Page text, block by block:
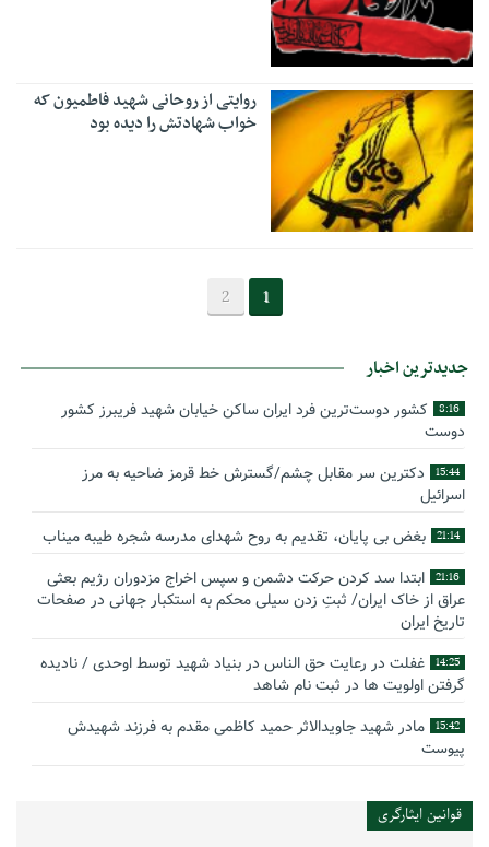
روایتی از روحانی شهید فاطمیون که
خواب شهادتش را دیده بود
1
2
جدیدترین اخبار
8:16
کشور دوست‌ترین فرد ایران ساکن خیابان شهید فریبرز کشور
دوست
15:44
دکترین سر مقابل چشم/گسترش خط قرمز ضاحیه به مرز
اسرائیل
21:14 بغض بی پایان، تقدیم به روح شهدای مدرسه شجره طیبه میناب
21:16 ابتدا سد کردن حرکت دشمن و سپس اخراج مزدوران رژیم بعثی
عراق از خاک ایران/ ثبتِ زدن سیلی محکم به استکبار جهانی در صفحات
تاریخ ایران
14:25 غفلت در رعایت حق الناس در بنیاد شهید توسط اوحدی / نادیده
گرفتن اولویت ها در ثبت نام شاهد
15:42 مادر شهید جاویدالاثر حمید کاظمی مقدم به فرزند شهیدش
پیوست
16:17 بیانیه سپاه پاسداران انقلاب اسلامی به مناسبت چهل‌ودومین
قوانین ایثارگری